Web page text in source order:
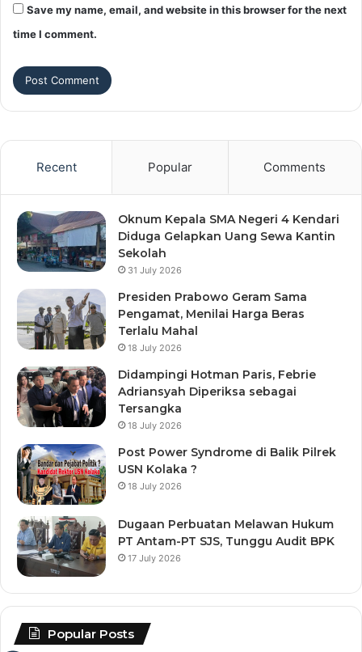
Save my name, email, and website in this browser for the next
time I comment.
Recent Popular Comments
Oknum Kepala SMA Negeri 4 Kendari
Diduga Gelapkan Uang Sewa Kantin
Sekolah
31 July 2026
Presiden Prabowo Geram Sama
Pengamat, Menilai Harga Beras
Terlalu Mahal
18 July 2026
Didampingi Hotman Paris, Febrie
Adriansyah Diperiksa sebagai
Tersangka
18 July 2026
Post Power Syndrome di Balik Pilrek
USN Kolaka ?
18 July 2026
Dugaan Perbuatan Melawan Hukum
PT Antam-PT SJS, Tunggu Audit BPK
17 July 2026
Popular Posts